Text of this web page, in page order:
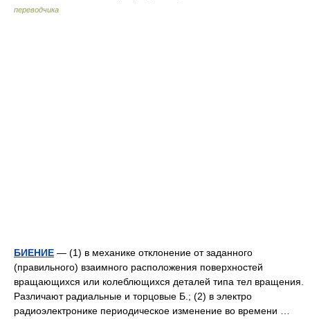
переводчика
БИЕНИЕ — (1) в механике отклонение от заданного
(правильного) взаимного расположения поверхностей
вращающихся или колеблющихся деталей типа тел вращения.
Различают радиальные и торцовые Б.; (2) в электро
радиоэлектронике периодическое изменение во времени …